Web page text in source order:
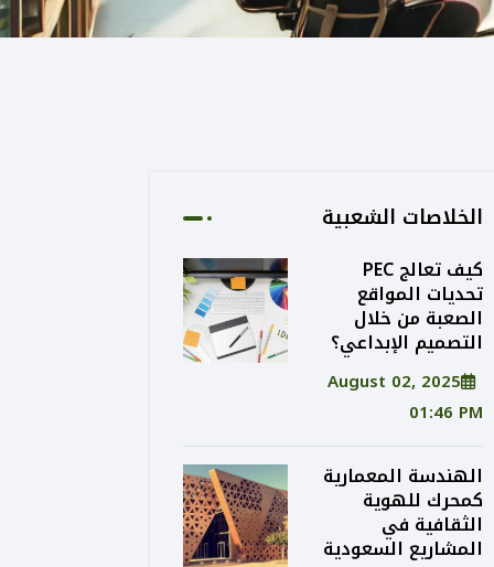
الخلاصات الشعبية
كيف تعالج PEC
تحديات المواقع
الصعبة من خلال
التصميم الإبداعي؟
August 02, 2025
01:46 PM
الهندسة المعمارية
كمحرك للهوية
الثقافية في
المشاريع السعودية